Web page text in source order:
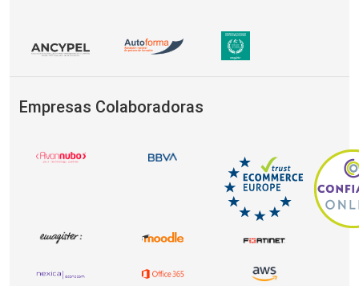
Empresas Colaboradoras